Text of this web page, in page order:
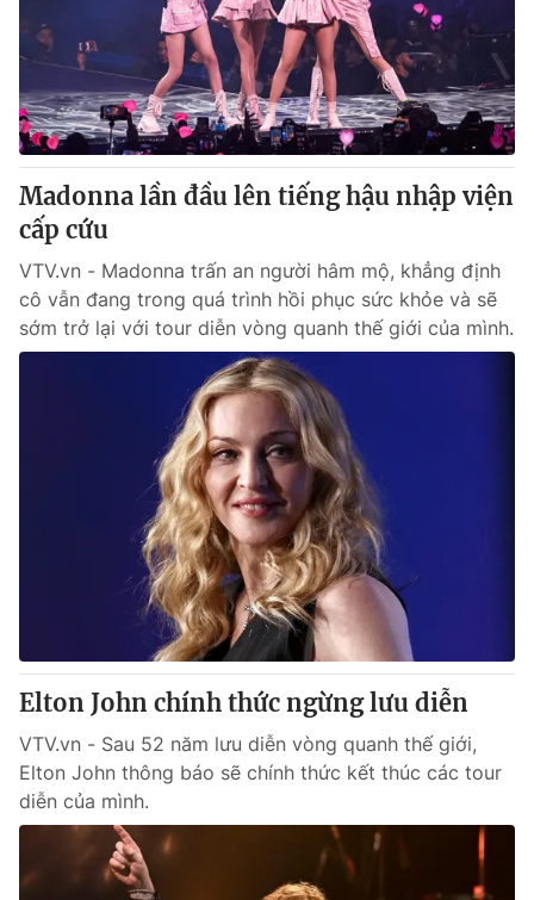
Madonna lần đầu lên tiếng hậu nhập viện
cấp cứu
VTV.vn - Madonna trấn an người hâm mộ, khẳng định
cô vẫn đang trong quá trình hồi phục sức khỏe và sẽ
sớm trở lại với tour diễn vòng quanh thế giới của mình.
Elton John chính thức ngừng lưu diễn
VTV.vn - Sau 52 năm lưu diễn vòng quanh thế giới,
Elton John thông báo sẽ chính thức kết thúc các tour
diễn của mình.